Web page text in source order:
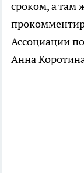
сроком, а там
Ассоциации
Анна